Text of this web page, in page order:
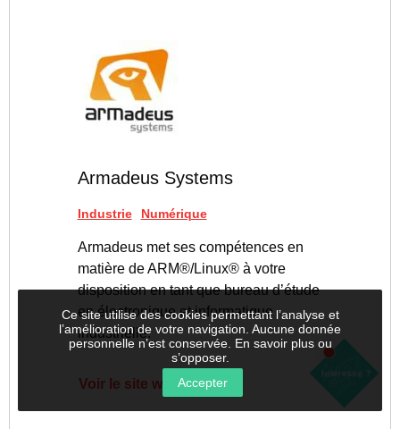
Armadeus Systems
Industrie Numérique
Armadeus met ses compétences en
matière de ARM®/Linux® à votre
disposition en tant que bureau d’étude
en électronique et informatique
industrielle.
Voir le site web
Intéressé ?
S'implanter
Louer
une
salle
Ce site utilise des cookies permettant l’analyse et
l’amélioration de votre navigation. Aucune donnée
personnelle n’est conservée. En savoir plus ou
s’opposer.
Accepter